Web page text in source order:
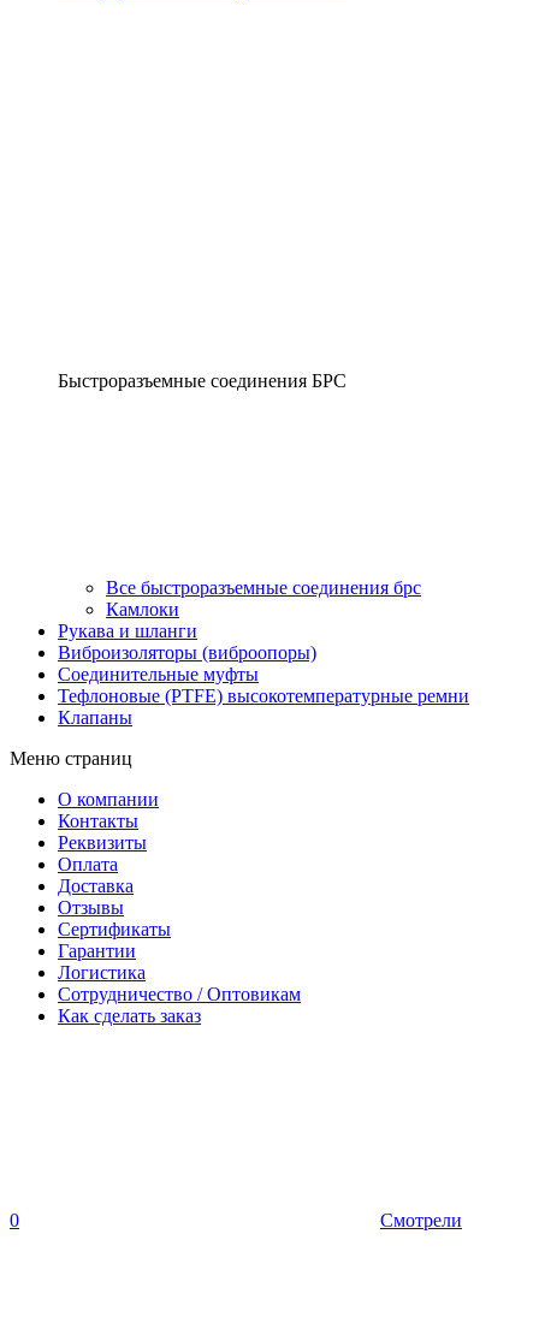
Быстроразъемные соединения БРС
Все быстроразъемные соединения брс
Камлоки
Рукава и шланги
Виброизоляторы (виброопоры)
Соединительные муфты
Тефлоновые (PTFE) высокотемпературные ремни
Клапаны
Меню страниц
О компании
Контакты
Реквизиты
Оплата
Доставка
Отзывы
Сертификаты
Гарантии
Логистика
Сотрудничество / Оптовикам
Как сделать заказ
0 Смотрели